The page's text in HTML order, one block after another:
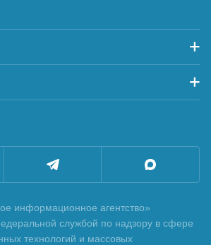
информационное агентство»
службой по надзору в сфере
технологий и массовых